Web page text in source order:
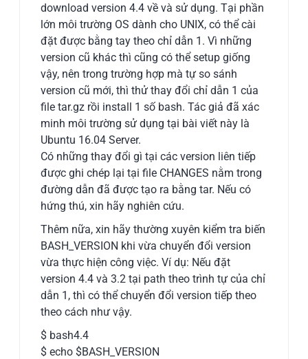
download version 4.4 về và sử dụng. Tại phần
lớn môi trường OS dành cho UNIX, có thể cài
đặt được bằng tay theo chỉ dẫn 1. Vì những
version cũ khác thì cũng có thể setup giống
vậy, nên trong trường hợp mà tự so sánh
version cũ mới, thì thử thay đổi chỉ dẫn 1 của
file tar.gz rồi install 1 số bash. Tác giả đã xác
minh môi trường sử dụng tại bài viết này là
Ubuntu 16.04 Server.
Có những thay đổi gì tại các version liên tiếp
được ghi chép lại tại file CHANGES nằm trong
đường dẫn đã được tạo ra bằng tar. Nếu có
hứng thú, xin hãy nghiên cứu.
Thêm nữa, xin hãy thường xuyên kiểm tra biến
BASH_VERSION khi vừa chuyển đổi version
vừa thực hiện công việc. Ví dụ: Nếu đặt
version 4.4 và 3.2 tại path theo trình tự của chỉ
dẫn 1, thì có thể chuyển đổi version tiếp theo
theo cách như vậy.
$ bash4.4
$ echo $BASH_VERSION